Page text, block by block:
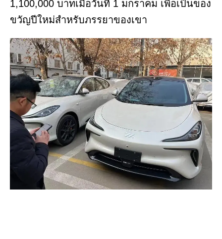
1,100,000 บาทเมื่อวันที่ 1 มกราคม เพื่อเป็นของ
ขวัญปีใหม่สำหรับภรรยาของเขา